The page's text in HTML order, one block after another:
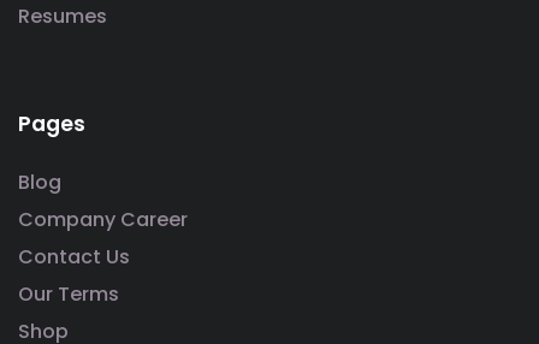
Resumes
Pages
Blog
Company Career
Contact Us
Our Terms
Shop